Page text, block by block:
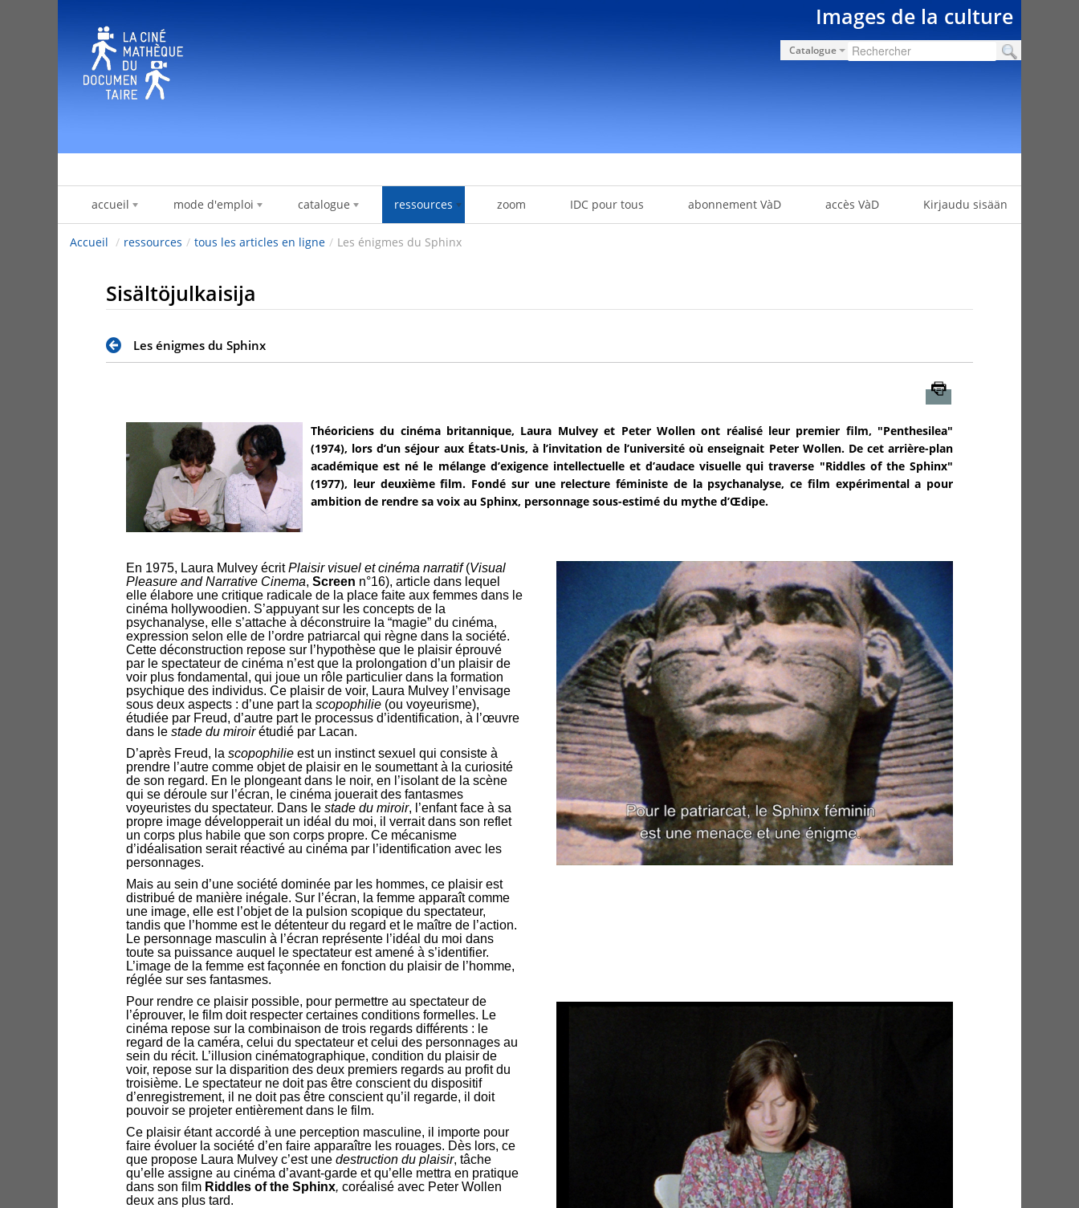
Images de la culture
Catalogue
accueil mode d'emploi catalogue ressources zoom IDC pour tous abonnement VàD accès VàD Kirjaudu sisään
Accueil / ressources / tous les articles en ligne / Les énigmes du Sphinx
Sisältöjulkaisija
Les énigmes du Sphinx
Théoriciens du cinéma britannique, Laura Mulvey et Peter Wollen ont réalisé leur premier film, "Penthesilea"
(1974), lors d’un séjour aux États-Unis, à l’invitation de l’université où enseignait Peter Wollen. De cet arrière-plan
académique est né le mélange d’exigence intellectuelle et d’audace visuelle qui traverse "Riddles of the Sphinx"
(1977), leur deuxième film. Fondé sur une relecture féministe de la psychanalyse, ce film expérimental a pour
ambition de rendre sa voix au Sphinx, personnage sous-estimé du mythe d’Œdipe.
En 1975, Laura Mulvey écritPlaisir visuel et cinéma narratif(Visual
Pleasure and Narrative Cinema, Screen n°16), article dans lequel
elle élabore une critique radicale de la place faite aux femmes dans le
cinéma hollywoodien. S’appuyant sur les concepts de la
psychanalyse, elle s’attache à déconstruire la “magie” du cinéma,
expression selon elle de l’ordre patriarcal qui règne dans la société.
Cette déconstruction repose sur l’hypothèse que le plaisir éprouvé
par le spectateur de cinéma n’est que la prolongation d’un plaisir de
voir plus fondamental, qui joue un rôle particulier dans la formation
psychique des individus. Ce plaisir de voir, Laura Mulvey l’envisage
sous deux aspects : d’une part la scopophilie (ou voyeurisme),
étudiée par Freud, d’autre part le processus d’identification, à l’œuvre
dans le stade du miroirétudié par Lacan.
D’après Freud, la scopophilie est un instinct sexuel qui consiste à
prendre l’autre comme objet de plaisir en le soumettant à la curiosité
de son regard. En le plongeant dans le noir, en l’isolant de la scène
qui se déroule sur l’écran, le cinéma jouerait des fantasmes
voyeuristes du spectateur. Dans le stade du miroir, l’enfant face à sa
propre image développerait un idéal du moi, il verrait dans son reflet
un corps plus habile que son corps propre. Ce mécanisme
d’idéalisation serait réactivé au cinéma par l’identification avec les
personnages.
Mais au sein d’une société dominée par les hommes, ce plaisir est
distribué de manière inégale. Sur l’écran, la femme apparaît comme
une image, elle est l’objet de la pulsion scopique du spectateur,
tandis que l’homme est le détenteur du regard et le maître de l’action.
Le personnage masculin à l’écran représente l’idéal du moi dans
toute sa puissance auquel le spectateur est amené à s’identifier.
L’image de la femme est façonnée en fonction du plaisir de l’homme,
réglée sur ses fantasmes.
Pour rendre ce plaisir possible, pour permettre au spectateur de
l’éprouver, le film doit respecter certaines conditions formelles. Le
cinéma repose sur la combinaison de trois regards différents : le
regard de la caméra, celui du spectateur et celui des personnages au
sein du récit. L’illusion cinématographique, condition du plaisir de
voir, repose sur la disparition des deux premiers regards au profit du
troisième. Le spectateur ne doit pas être conscient du dispositif
d’enregistrement, il ne doit pas être conscient qu’il regarde, il doit
pouvoir se projeter entièrement dans le film.
Ce plaisir étant accordé à une perception masculine, il importe pour
faire évoluer la société d’en faire apparaître les rouages. Dès lors, ce
que propose Laura Mulvey c’est une destruction du plaisir, tâche
qu’elle assigne au cinéma d’avant-garde et qu’elle mettra en pratique
dans son film Riddles of the Sphinx, coréalisé avec Peter Wollen
deux ans plus tard.